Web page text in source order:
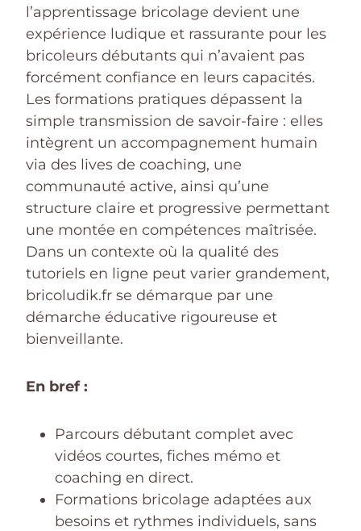
l’apprentissage bricolage devient une
expérience ludique et rassurante pour les
bricoleurs débutants qui n’avaient pas
forcément confiance en leurs capacités.
Les formations pratiques dépassent la
simple transmission de savoir-faire : elles
intègrent un accompagnement humain
via des lives de coaching, une
communauté active, ainsi qu’une
structure claire et progressive permettant
une montée en compétences maîtrisée.
Dans un contexte où la qualité des
tutoriels en ligne peut varier grandement,
bricoludik.fr se démarque par une
démarche éducative rigoureuse et
bienveillante.
En bref :
Parcours débutant complet avec
vidéos courtes, fiches mémo et
coaching en direct.
Formations bricolage adaptées aux
besoins et rythmes individuels, sans